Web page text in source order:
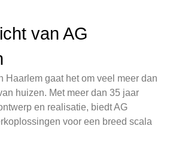
van AG
Haarlem gaat het om veel meer dan
huizen. Met meer dan 35 jaar
en realisatie, biedt AG
voor een breed scala